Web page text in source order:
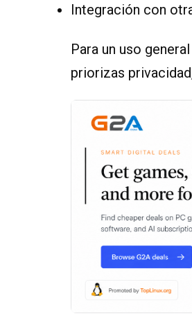
Integración con
Para un uso
priorizas